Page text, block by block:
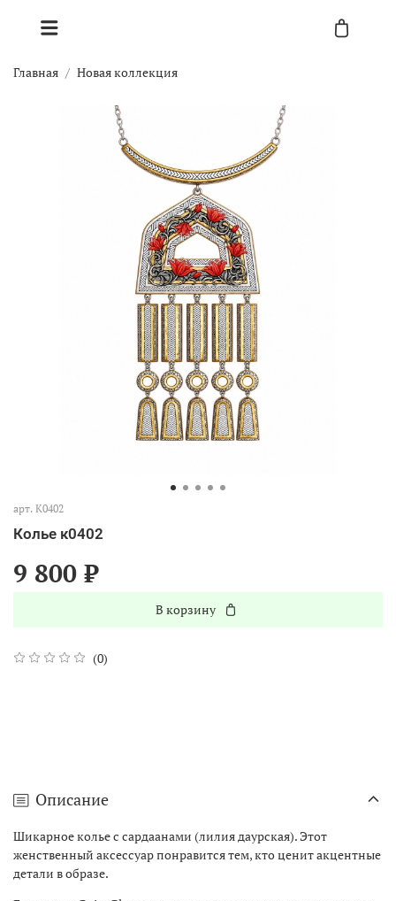
Главная Новая коллекция
арт. К0402
Колье к0402
(0)
9 800 ₽
В корзину
Описание
Шикарное колье с сардаанами (лилия даурская). Этот
женственный аксессуар понравится тем, кто ценит акцентные
детали в образе.